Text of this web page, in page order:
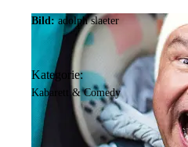
Bild: adolph slaeter
Kategorie:
Kabarett & Comedy